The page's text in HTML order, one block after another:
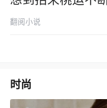
翻阅小说
时尚